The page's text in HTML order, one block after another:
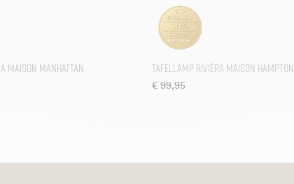
Maison Manhattan Tafellamp Rivièra Maison Hampton
€ 99,95